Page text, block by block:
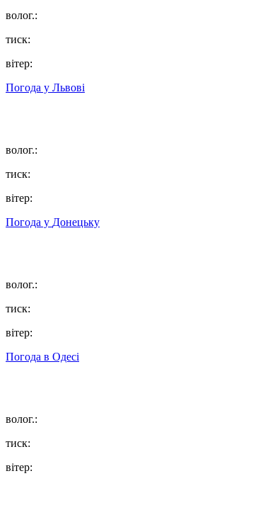
волог.:
тиск:
вітер:
Погода у Львові
волог.:
тиск:
вітер:
Погода у Донецьку
волог.:
тиск:
вітер:
Погода в Одесі
волог.:
тиск:
вітер: